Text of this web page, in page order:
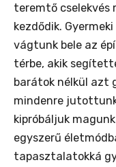
teremtő cselekvés
kezdődik.
vágtunk bele az
térbe, akik
barátok nélkül azt
mindenre
kipróbáljuk
egyszerű
tapasztalatokká